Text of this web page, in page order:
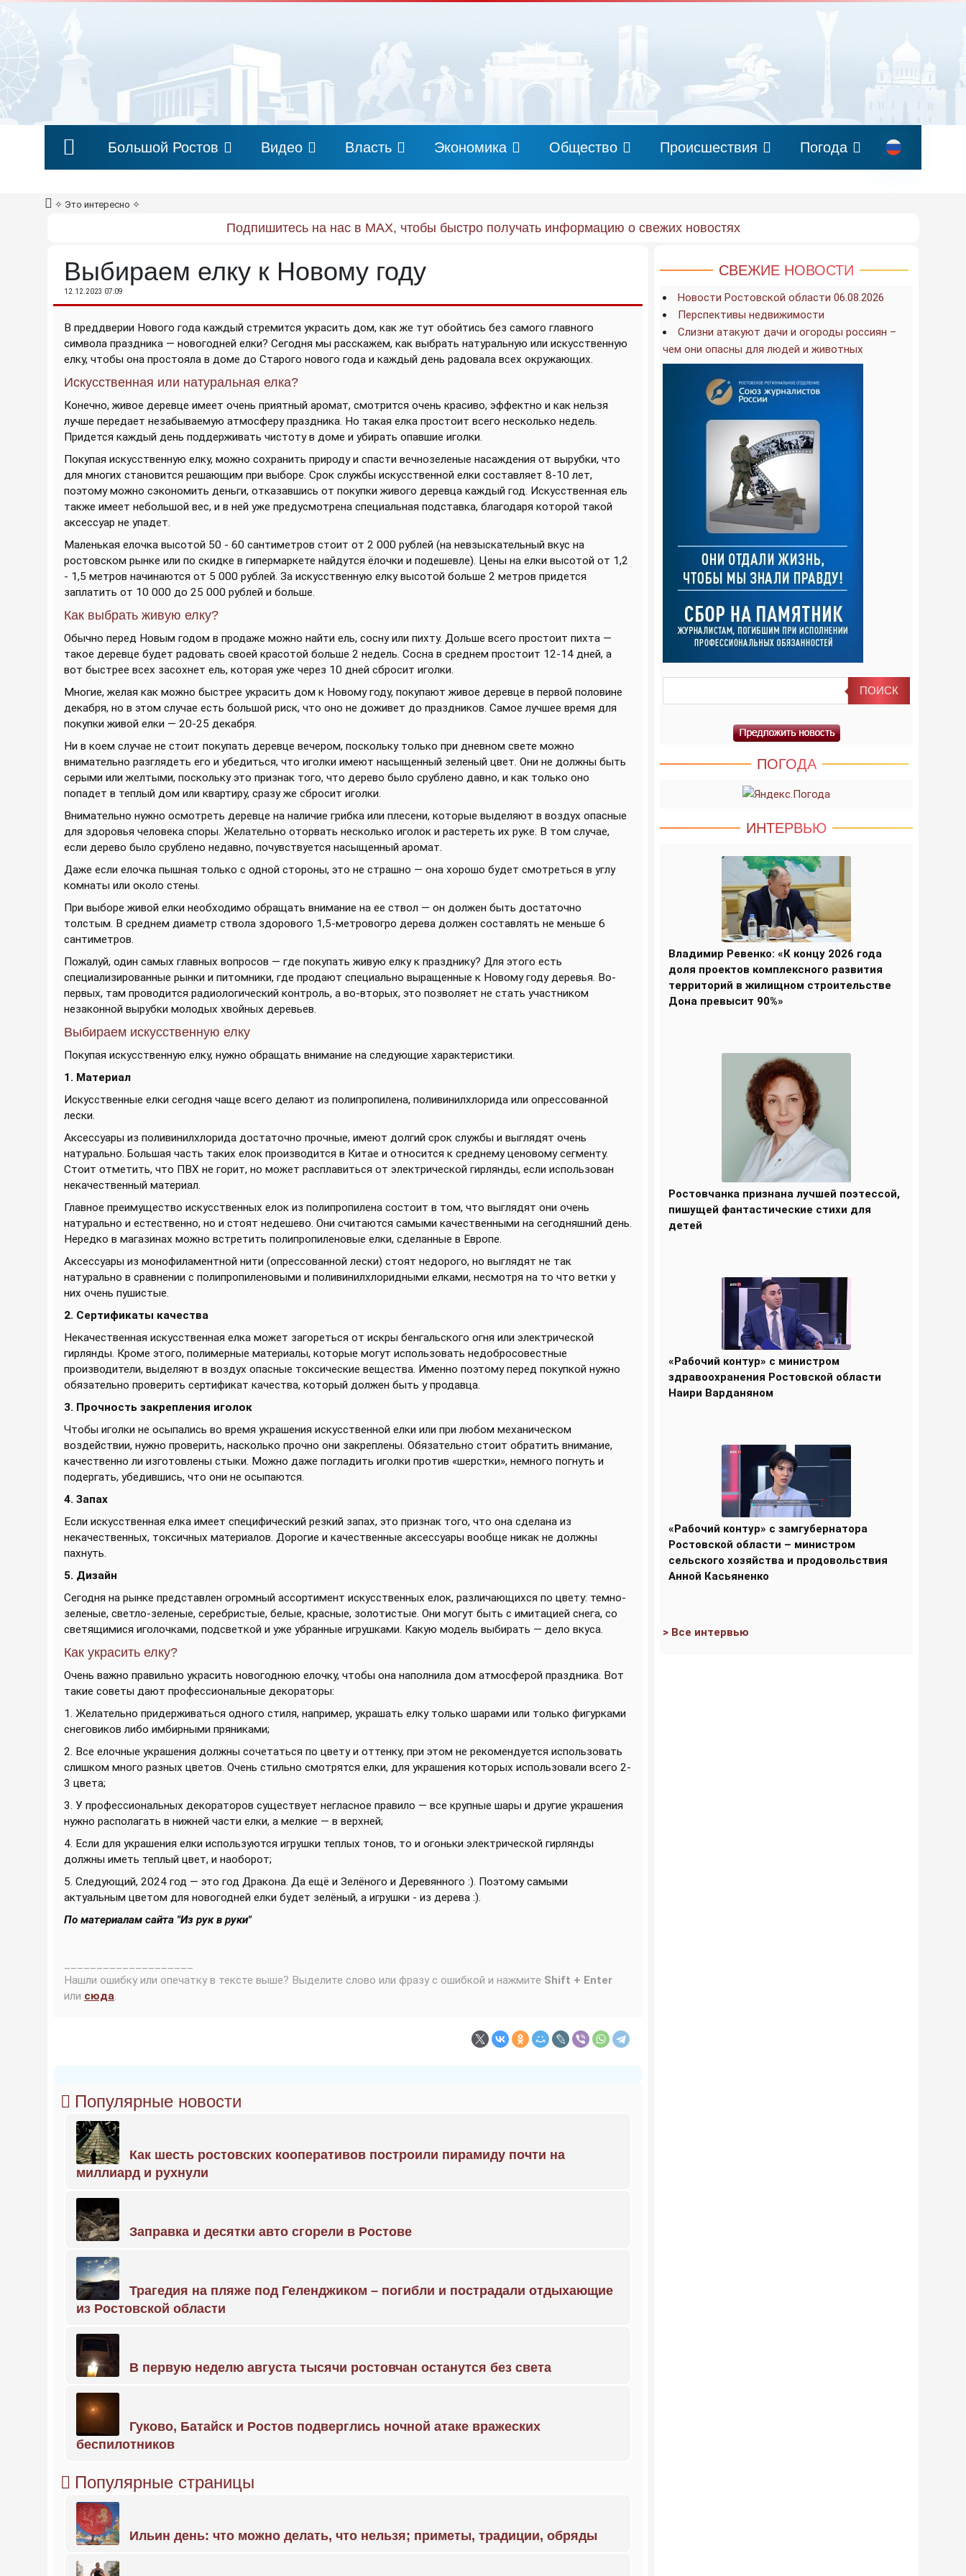
Большой Ростов Видео Власть Экономика Общество Происшествия Погода
✧ Это интересно ✧
Подпишитесь на нас в MAX, чтобы быстро получать информацию о свежих новостях
Выбираем елку к Новому году
12.12.2023 07:09
В преддверии Нового года каждый стремится украсить дом, как же тут обойтись без самого главного
символа праздника — новогодней елки? Сегодня мы расскажем, как выбрать натуральную или искусственную
елку, чтобы она простояла в доме до Старого нового года и каждый день радовала всех окружающих.
Искусственная или натуральная елка?
Конечно, живое деревце имеет очень приятный аромат, смотрится очень красиво, эффектно и как нельзя
лучше передает незабываемую атмосферу праздника. Но такая елка простоит всего несколько недель.
Придется каждый день поддерживать чистоту в доме и убирать опавшие иголки.
Покупая искусственную елку, можно сохранить природу и спасти вечнозеленые насаждения от вырубки, что
для многих становится решающим при выборе. Срок службы искусственной елки составляет 8-10 лет,
поэтому можно сэкономить деньги, отказавшись от покупки живого деревца каждый год. Искусственная ель
также имеет небольшой вес, и в ней уже предусмотрена специальная подставка, благодаря которой такой
аксессуар не упадет.
Маленькая елочка высотой 50 - 60 сантиметров стоит от 2 000 рублей (на невзыскательный вкус на
ростовском рынке или по скидке в гипермаркете найдутся ёлочки и подешевле). Цены на елки высотой от 1,2
- 1,5 метров начинаются от 5 000 рублей. За искусственную елку высотой больше 2 метров придется
заплатить от 10 000 до 25 000 рублей и больше.
Как выбрать живую елку?
Обычно перед Новым годом в продаже можно найти ель, сосну или пихту. Дольше всего простоит пихта —
такое деревце будет радовать своей красотой больше 2 недель. Сосна в среднем простоит 12-14 дней, а
вот быстрее всех засохнет ель, которая уже через 10 дней сбросит иголки.
Многие, желая как можно быстрее украсить дом к Новому году, покупают живое деревце в первой половине
декабря, но в этом случае есть большой риск, что оно не доживет до праздников. Самое лучшее время для
покупки живой елки — 20-25 декабря.
Ни в коем случае не стоит покупать деревце вечером, поскольку только при дневном свете можно
внимательно разглядеть его и убедиться, что иголки имеют насыщенный зеленый цвет. Они не должны быть
серыми или желтыми, поскольку это признак того, что дерево было срублено давно, и как только оно
попадет в теплый дом или квартиру, сразу же сбросит иголки.
Внимательно нужно осмотреть деревце на наличие грибка или плесени, которые выделяют в воздух опасные
для здоровья человека споры. Желательно оторвать несколько иголок и растереть их руке. В том случае,
если дерево было срублено недавно, почувствуется насыщенный аромат.
Даже если елочка пышная только с одной стороны, это не страшно — она хорошо будет смотреться в углу
комнаты или около стены.
При выборе живой елки необходимо обращать внимание на ее ствол — он должен быть достаточно
толстым. В среднем диаметр ствола здорового 1,5-метровогро дерева должен составлять не меньше 6
сантиметров.
Пожалуй, один самых главных вопросов — где покупать живую елку к празднику? Для этого есть
специализированные рынки и питомники, где продают специально выращенные к Новому году деревья. Во-
первых, там проводится радиологический контроль, а во-вторых, это позволяет не стать участником
незаконной вырубки молодых хвойных деревьев.
Выбираем искусственную елку
Покупая искусственную елку, нужно обращать внимание на следующие характеристики.
1. Материал
Искусственные елки сегодня чаще всего делают из полипропилена, поливинилхлорида или опрессованной
лески.
Аксессуары из поливинилхлорида достаточно прочные, имеют долгий срок службы и выглядят очень
натурально. Большая часть таких елок производится в Китае и относится к среднему ценовому сегменту.
Стоит отметить, что ПВХ не горит, но может расплавиться от электрической гирлянды, если использован
некачественный материал.
Главное преимущество искусственных елок из полипропилена состоит в том, что выглядят они очень
натурально и естественно, но и стоят недешево. Они считаются самыми качественными на сегодняшний день.
Нередко в магазинах можно встретить полипропиленовые елки, сделанные в Европе.
Аксессуары из монофиламентной нити (опрессованной лески) стоят недорого, но выглядят не так
натурально в сравнении с полипропиленовыми и поливинилхлоридными елками, несмотря на то что ветки у
них очень пушистые.
2. Сертификаты качества
Некачественная искусственная елка может загореться от искры бенгальского огня или электрической
гирлянды. Кроме этого, полимерные материалы, которые могут использовать недобросовестные
производители, выделяют в воздух опасные токсические вещества. Именно поэтому перед покупкой нужно
обязательно проверить сертификат качества, который должен быть у продавца.
3. Прочность закрепления иголок
Чтобы иголки не осыпались во время украшения искусственной елки или при любом механическом
воздействии, нужно проверить, насколько прочно они закреплены. Обязательно стоит обратить внимание,
качественно ли изготовлены стыки. Можно даже погладить иголки против «шерстки», немного погнуть и
подергать, убедившись, что они не осыпаются.
4. Запах
Если искусственная елка имеет специфический резкий запах, это признак того, что она сделана из
некачественных, токсичных материалов. Дорогие и качественные аксессуары вообще никак не должны
пахнуть.
5. Дизайн
Сегодня на рынке представлен огромный ассортимент искусственных елок, различающихся по цвету: темно-
зеленые, светло-зеленые, серебристые, белые, красные, золотистые. Они могут быть с имитацией снега, со
светящимися иголочками, подсветкой и уже убранные игрушками. Какую модель выбирать — дело вкуса.
Как украсить елку?
Очень важно правильно украсить новогоднюю елочку, чтобы она наполнила дом атмосферой праздника. Вот
такие советы дают профессиональные декораторы:
1. Желательно придерживаться одного стиля, например, украшать елку только шарами или только фигурками
снеговиков либо имбирными пряниками;
2. Все елочные украшения должны сочетаться по цвету и оттенку, при этом не рекомендуется использовать
слишком много разных цветов. Очень стильно смотрятся елки, для украшения которых использовали всего 2-
3 цвета;
3. У профессиональных декораторов существует негласное правило — все крупные шары и другие украшения
нужно располагать в нижней части елки, а мелкие — в верхней;
4. Если для украшения елки используются игрушки теплых тонов, то и огоньки электрической гирлянды
должны иметь теплый цвет, и наоборот;
5. Следующий, 2024 год — это год Дракона. Да ещё и Зелёного и Деревянного :). Поэтому самыми
актуальным цветом для новогодней елки будет зелёный, а игрушки - из дерева :).
По материалам сайта "Из рук в руки"
Нашли ошибку или опечатку в тексте выше? Выделите слово или фразу с ошибкой и нажмите Shift + Enter
или сюда.
Популярные новости
Как шесть ростовских кооперативов построили пирамиду почти на
миллиард и рухнули
Заправка и десятки авто сгорели в Ростове
Трагедия на пляже под Геленджиком – погибли и пострадали отдыхающие
из Ростовской области
В первую неделю августа тысячи ростовчан останутся без света
Гуково, Батайск и Ростов подверглись ночной атаке вражеских
беспилотников
Популярные страницы
Ильин день: что можно делать, что нельзя; приметы, традиции, обряды
СВЕЖИЕ НОВОСТИ
Новости Ростовской области 06.08.2026
Перспективы недвижимости
Слизни атакуют дачи и огороды россиян –
чем они опасны для людей и животных
ПОГОДА
ИНТЕРВЬЮ
Владимир Ревенко: «К концу 2026 года
доля проектов комплексного развития
территорий в жилищном строительстве
Дона превысит 90%»
Ростовчанка признана лучшей поэтессой,
пишущей фантастические стихи для
детей
«Рабочий контур» с министром
здравоохранения Ростовской области
Наири Варданяном
«Рабочий контур» с замгубернатора
Ростовской области – министром
сельского хозяйства и продовольствия
Анной Касьяненко
> Все интервью